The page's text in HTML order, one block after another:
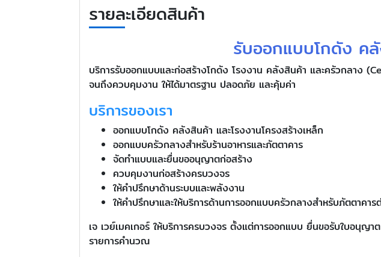
รายละเอียดสินค้า
รับออกแบบโกดัง ค
บริการรับออกแบบและก่อสร้างโกดัง โรงงาน คลังสินค้า และครัวกลา
จนถึงควบคุมงาน ให้ได้มาตรฐาน ปลอดภัย และคุ้มค่า
บริการของเรา
ออกแบบโกดัง คลังสินค้า และโรงงานโครงสร้างเหล็ก
ออกแบบครัวกลางสำหรับร้านอาหารและภัตตาคาร
จัดทำแบบและยื่นขออนุญาตก่อสร้าง
ควบคุมงานก่อสร้างครบวงจร
ให้คำปรึกษาด้านระบบและพลังงาน
ให้คำปรึกษาและให้บริการด้านการออกแบบครัวกลางสำหรับภัตตาคา
เจ เวย์เมคเกอร์ ให้บริการครบวงจร ตั้งแต่การออกแบบ ยื่นขอรับใบอนุ
รายการคำนวณ